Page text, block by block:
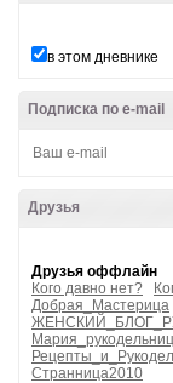
в этом дневнике
Подписка по e-mail
Друзья
Друзья оффлайн
Кого давно нет?
Добрая_Мастерица
Странница2010